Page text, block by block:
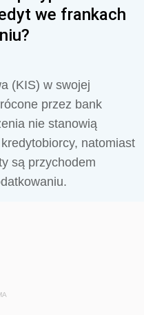
we frankach
(KIS) w swojej
przez bank
nie stanowią
natomiast
są przychodem